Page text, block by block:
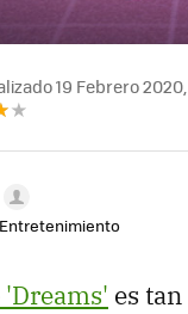
19 Febrero 2020,
es